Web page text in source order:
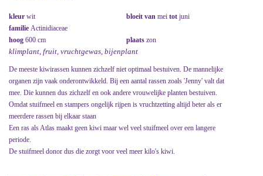
kleur wit bloeit van mei tot juni
familie Actinidiaceae
hoog 600 cm plaats zon
klimplant, fruit, vruchtgewas, bijenplant
De meeste kiwirassen kunnen zichzelf niet optimaal bestuiven. De mannelijke
organen zijn vaak onderontwikkeld. Bij een aantal rassen zoals 'Jenny' valt dat
mee. Die kunnen dus zichzelf en ook andere vrouwelijke planten bestuiven.
Omdat stuifmeel en stampers ongelijk rijpen is vruchtzetting altijd beter als er
meerdere rassen bij elkaar staan
Een ras als Atlas maakt geen kiwi maar wel veel stuifmeel over een langere
periode.
De stuifmeel donor dus die zorgt voor veel meer kilo's kiwi.